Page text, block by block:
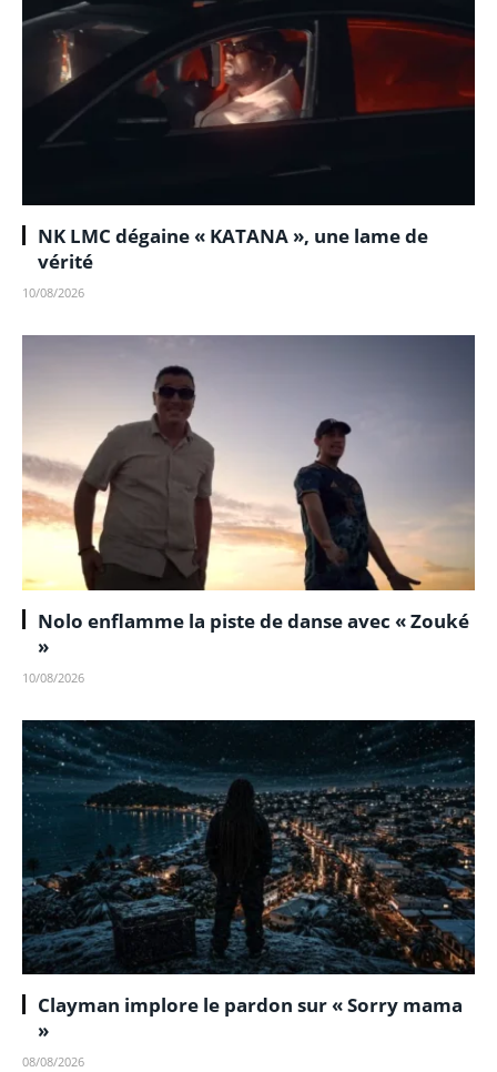
NK LMC dégaine « KATANA », une lame de
vérité
10/08/2026
Nolo enflamme la piste de danse avec « Zouké
»
10/08/2026
Clayman implore le pardon sur « Sorry mama
»
08/08/2026